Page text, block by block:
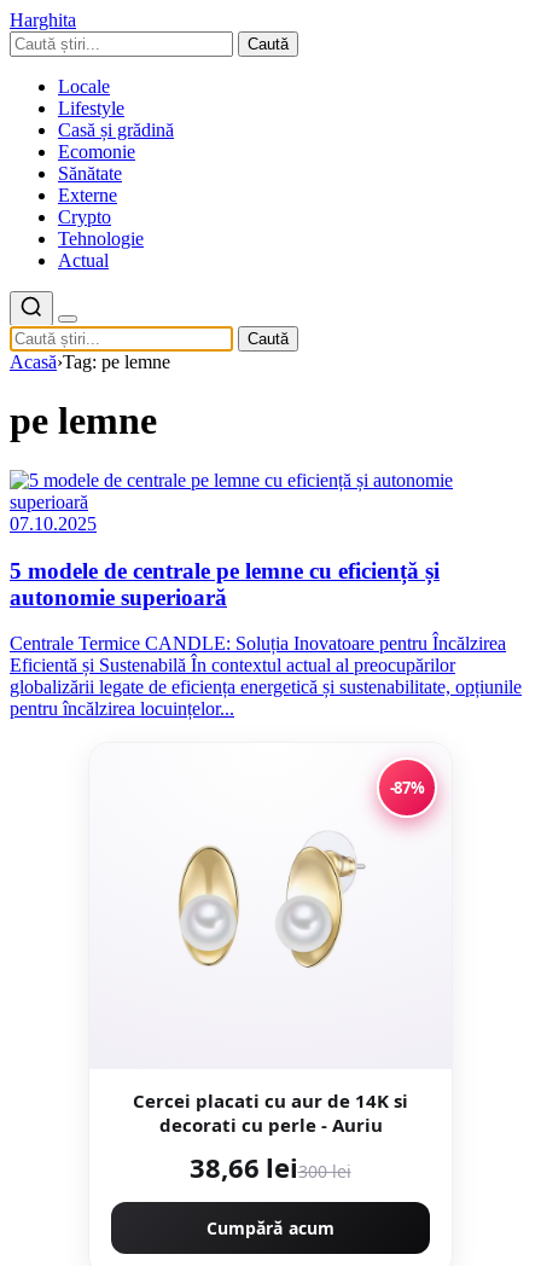
Harghita
Caută
Locale
Lifestyle
Casă și grădină
Ecomonie
Sănătate
Externe
Crypto
Tehnologie
Actual
Caută
Acasă›Tag: pe lemne
pe lemne
07.10.2025
5 modele de centrale pe lemne cu eficiență și
autonomie superioară
Centrale Termice CANDLE: Soluția Inovatoare pentru Încălzirea
Eficientă și Sustenabilă În contextul actual al preocupărilor
globalizării legate de eficiența energetică și sustenabilitate, opțiunile
pentru încălzirea locuințelor...
-87%
Cercei placati cu aur de 14K si
decorati cu perle - Auriu
38,66 lei300 lei
Cumpără acum